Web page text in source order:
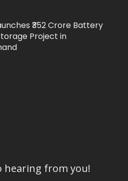
₹352 Crore Battery
Project in
hearing from you!